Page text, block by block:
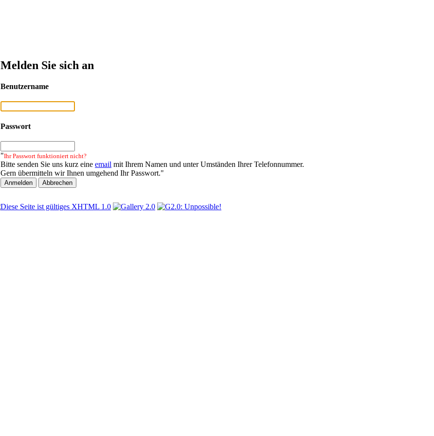
Melden Sie sich an
Benutzername
Passwort
"Ihr Passwort funktioniert nicht?
Bitte senden Sie uns kurz eine email mit Ihrem Namen und unter Umständen Ihrer Telefonnummer.
Gern übermitteln wir Ihnen umgehend Ihr Passwort."